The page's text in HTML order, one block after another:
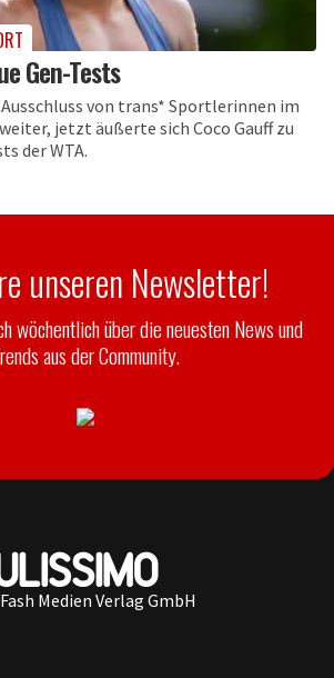
Gen-Tests
von trans* Sportlerinnen im
jetzt äußerte sich Coco Gauff zu
der WTA.
unseren Newsletter!
wöchentlich über die neuesten News und
aus der Community.
Medien Verlag GmbH